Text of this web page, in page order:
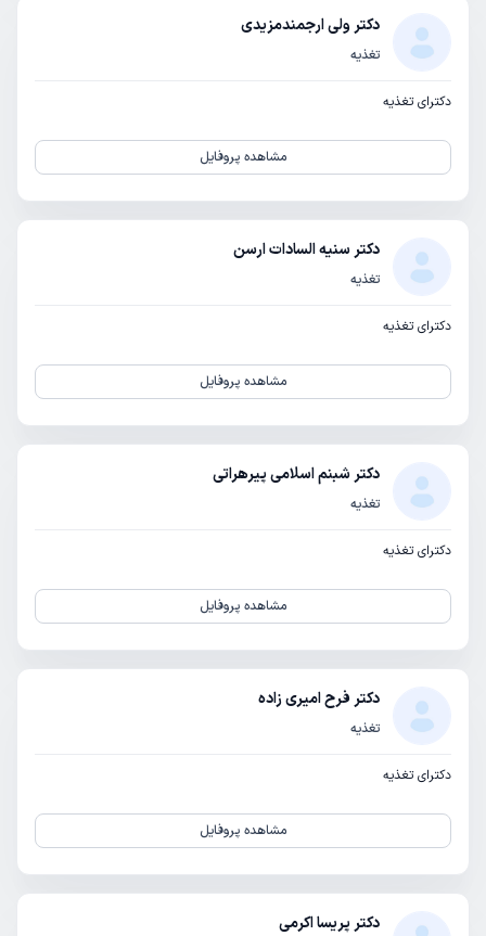
دکتر ولی ارجمندمزیدی
تغذیه
دکترای تغذیه
مشاهده پروفایل
دکتر سنیه السادات ارسن
تغذیه
دکترای تغذیه
مشاهده پروفایل
دکتر شبنم اسلامی پیرهراتی
تغذیه
دکترای تغذیه
مشاهده پروفایل
دکتر فرح امیری زاده
تغذیه
دکترای تغذیه
مشاهده پروفایل
دکتر پریسا اکرمی